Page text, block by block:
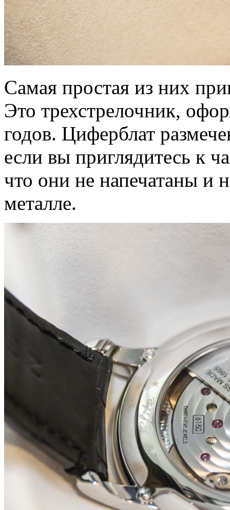
Самая простая из них
Это трехстрелочник,
годов. Циферблат
если вы приглядитесь к
что они не напечатаны и
металле.